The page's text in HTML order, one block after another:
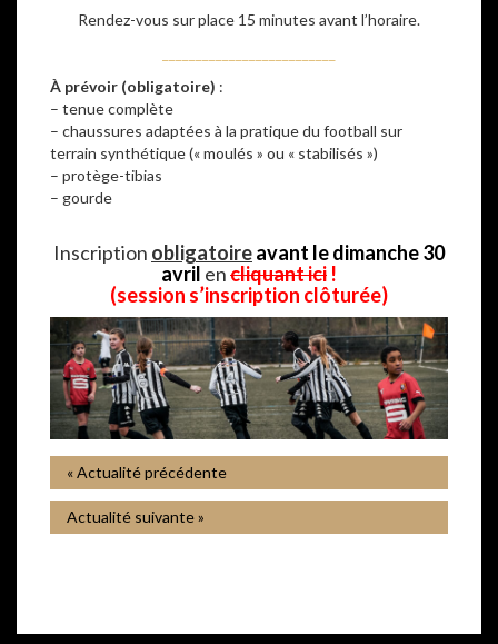
Rendez-vous sur place 15 minutes avant l’horaire.
À prévoir (obligatoire) :
– tenue complète
– chaussures adaptées à la pratique du football sur
terrain synthétique (« moulés » ou « stabilisés »)
– protège-tibias
– gourde
Inscription obligatoireavant le dimanche 30
avril encliquant ici !
(session s’inscription clôturée)
« Actualité précédente
Actualité suivante »